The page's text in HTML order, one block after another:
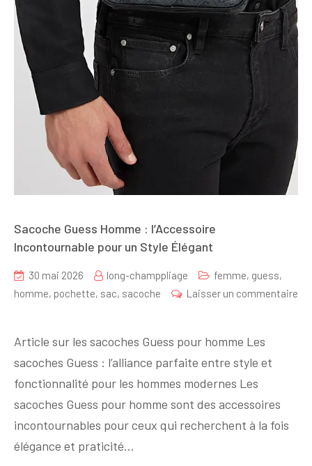
Sacoche Guess Homme : l’Accessoire
Incontournable pour un Style Élégant
30 mai 2026 long-champpliage femme, guess,
homme, pochette, sac, sacoche
Laisser un commentaire
Guess
Homme
:
l’Accessoire
Incontournable
Article sur les sacoches Guess pour homme Les
sacoches Guess : l’alliance parfaite entre style et
fonctionnalité pour les hommes modernes Les
sacoches Guess pour homme sont des accessoires
incontournables pour ceux qui recherchent à la fois
élégance et praticité…